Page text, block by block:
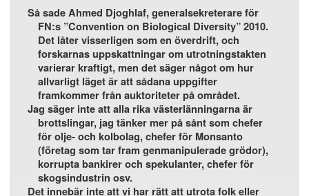
Så sade Ahmed Djoghlaf, generalsekreterare för
FN:s ”Convention on Biological Diversity” 2010.
Det låter visserligen som en överdrift, och
forskarnas uppskattningar om utrotningstakten
varierar kraftigt, men det säger något om hur
allvarligt läget är att sådana uppgifter
framkommer från auktoriteter på området.
Jag säger inte att alla rika västerlänningarna är
brottslingar, jag tänker mer på sånt som chefer
för olje- och kolbolag, chefer för Monsanto
(företag som tar fram genmanipulerade grödor),
korrupta bankirer och spekulanter, chefer för
skogsindustrin osv.
Det innebär inte att vi har rätt att utrota folk eller